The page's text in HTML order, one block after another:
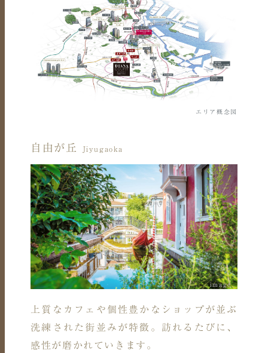
エリア概念図
自由が丘 Jiyugaoka
image
上質なカフェや個性豊かなショップが並ぶ
洗練された街並みが特徴。訪れるたびに、
感性が磨かれていきます。